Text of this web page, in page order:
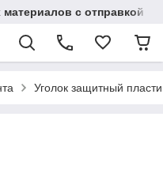
с отправкой по
Уголок защитный